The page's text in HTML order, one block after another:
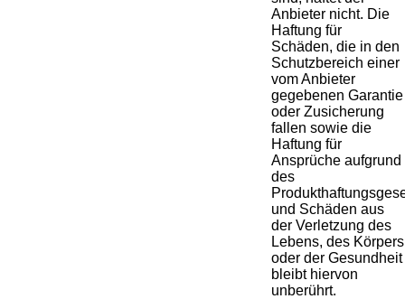
Anbieter nicht. Die
Haftung für
Schäden, die in den
Schutzbereich einer
vom Anbieter
gegebenen Garantie
oder Zusicherung
fallen sowie die
Haftung für
Ansprüche aufgrund
des
und Schäden aus
der Verletzung des
Lebens, des Körpers
oder der Gesundheit
bleibt hiervon
unberührt.